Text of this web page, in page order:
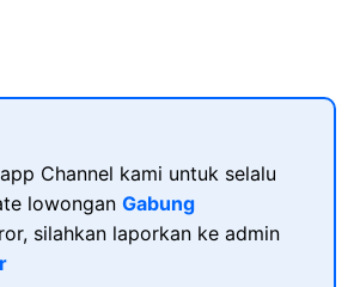
Channel kami untuk selalu
lowongan Gabung
silahkan laporkan ke admin